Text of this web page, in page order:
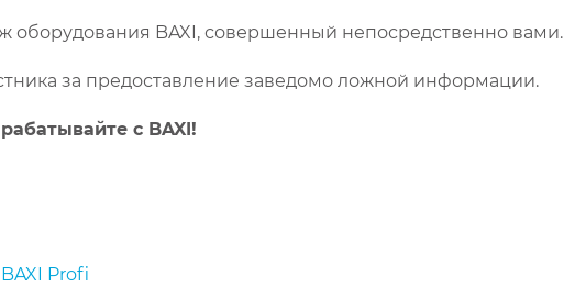
оборудования BAXI, совершенный непосредственно вами.
за предоставление заведомо ложной информации.
с BAXI!
Profi